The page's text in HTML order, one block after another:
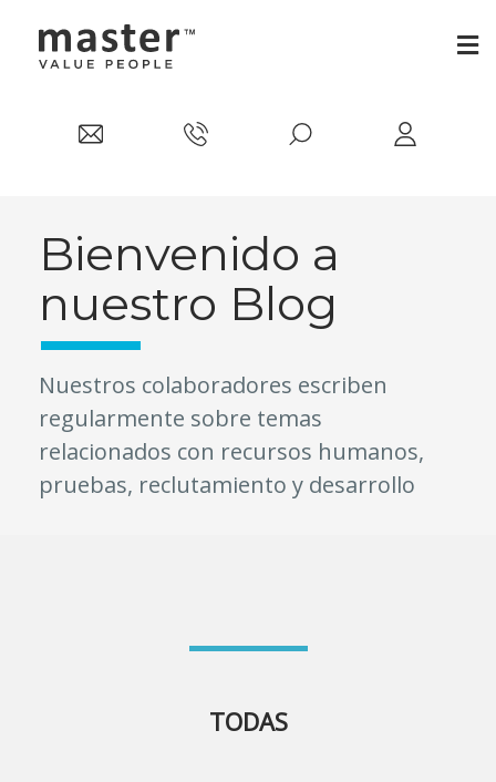
Bienvenido a
nuestro Blog
Nuestros colaboradores escriben
regularmente sobre temas
relacionados con recursos humanos,
pruebas, reclutamiento y desarrollo
TODAS